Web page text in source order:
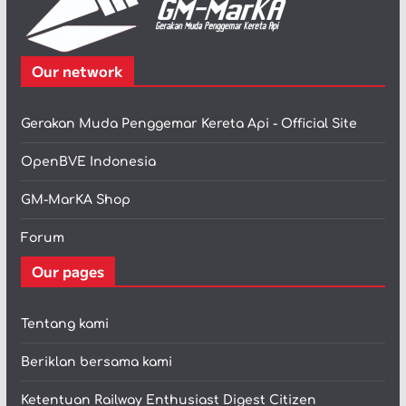
Our network
Gerakan Muda Penggemar Kereta Api - Official Site
OpenBVE Indonesia
GM-MarKA Shop
Forum
Our pages
Tentang kami
Beriklan bersama kami
Ketentuan Railway Enthusiast Digest Citizen